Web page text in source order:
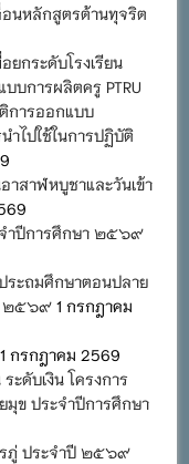
อนหลักสูตรต้านทุจริต
ยกระดับโรงเรียน
บการผลิตครู PTRU
การออกแบบ
ำไปใช้ในการปฏิบัติ
าสาฬหบูชาและวันเข้า
ำปีการศึกษา ๒๕๖๙
ระถมศึกษาตอนปลาย
๒๕๖๙ 1 กรกฎาคม
1 กรกฎาคม 2569
ะดับเงิน โครงการ
มุข ประจำปีการศึกษา
รภู่ ประจำปี ๒๕๖๙